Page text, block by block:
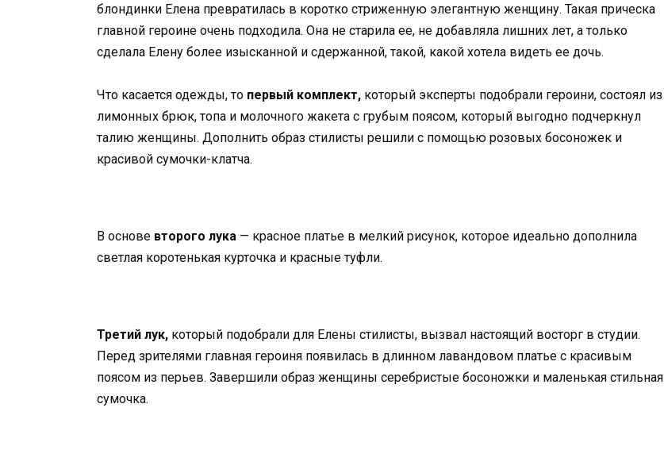
блондинки Елена превратилась в коротко стриженную элегантную женщину. Такая прическа
главной героине очень подходила. Она не старила ее, не добавляла лишних лет, а только
сделала Елену более изысканной и сдержанной, такой, какой хотела видеть ее дочь.
Что касается одежды, то первый комплект, который эксперты подобрали героини, состоял из
лимонных брюк, топа и молочного жакета с грубым поясом, который выгодно подчеркнул
талию женщины. Дополнить образ стилисты решили с помощью розовых босоножек и
красивой сумочки-клатча.
В основе второго лука — красное платье в мелкий рисунок, которое идеально дополнила
светлая коротенькая курточка и красные туфли.
Третий лук, который подобрали для Елены стилисты, вызвал настоящий восторг в студии.
Перед зрителями главная героиня появилась в длинном лавандовом платье с красивым
поясом из перьев. Завершили образ женщины серебристые босоножки и маленькая стильная
сумочка.